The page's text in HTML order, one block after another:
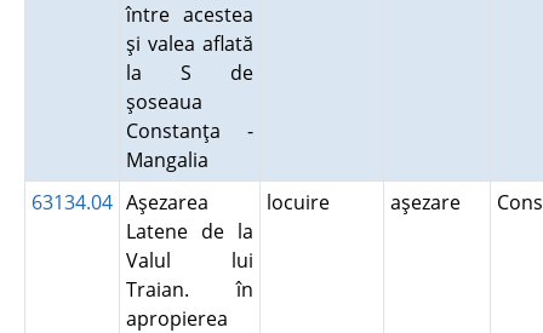
între acestea
şi valea aflată
la S de
şoseaua
Constanţa -
Mangalia
63134.04 Aşezarea
Latene de la
Valul lui
Traian. în
apropierea
locuire aşezare